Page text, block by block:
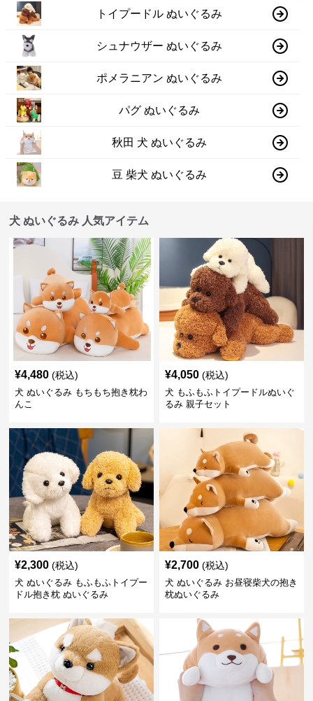
トイプードル ぬいぐるみ
シュナウザー ぬいぐるみ
ポメラニアン ぬいぐるみ
パグ ぬいぐるみ
秋田 犬 ぬいぐるみ
豆 柴犬 ぬいぐるみ
犬 ぬいぐるみ 人気アイテム
¥4,480 (税込)
犬 ぬいぐるみ もちもち抱き枕わ
んこ
¥4,050 (税込)
犬 もふもふトイプードルぬいぐ
るみ 親子セット
¥2,300 (税込)
犬 ぬいぐるみ もふもふトイプー
ドル抱き枕 ぬいぐるみ
¥2,700 (税込)
犬 ぬいぐるみ お昼寝柴犬の抱き
枕ぬいぐるみ